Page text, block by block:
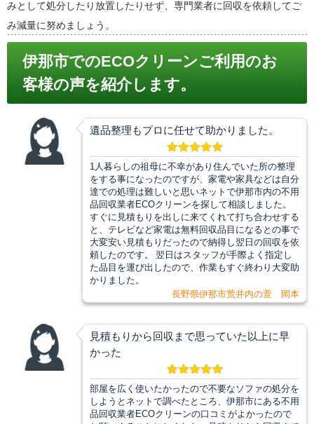
みとして処分したり放置したりせず、専門業者に回収を依頼してご
み減量に努めましょう。
伊那市でのECOクリーンご利用のお
客様の声を紹介します。
遺品整理もプロに任せて助かりました。
1人暮らしの祖母に不幸があり住んでいた所の整理
をする事になったのですが、家電や家具などは自分
達での処理は難しいと思いネットで伊那市内の不用
品回収業者ECOクリーンを探して相談しました。
すぐに見積もりを出しに来てくれて打ち合わせする
と、テレビなど家電は無料回収品目になるとの事で
大変安い見積もりだったので納得し翌日の回収を依
頼したのです。 翌日はスタッフが手際よく指定し
た品目を運び出したので、作業もすぐ終わり大変助
かりました。
長野県伊那市荒井内の萱 岡本
見積もりから回収まで思っていた以上に早
かった
部屋を広く使いたかったので不要なソファの処分を
しようとネットで調べたところ、伊那市にある不用
品回収業者ECOクリーンの口コミがよかったので